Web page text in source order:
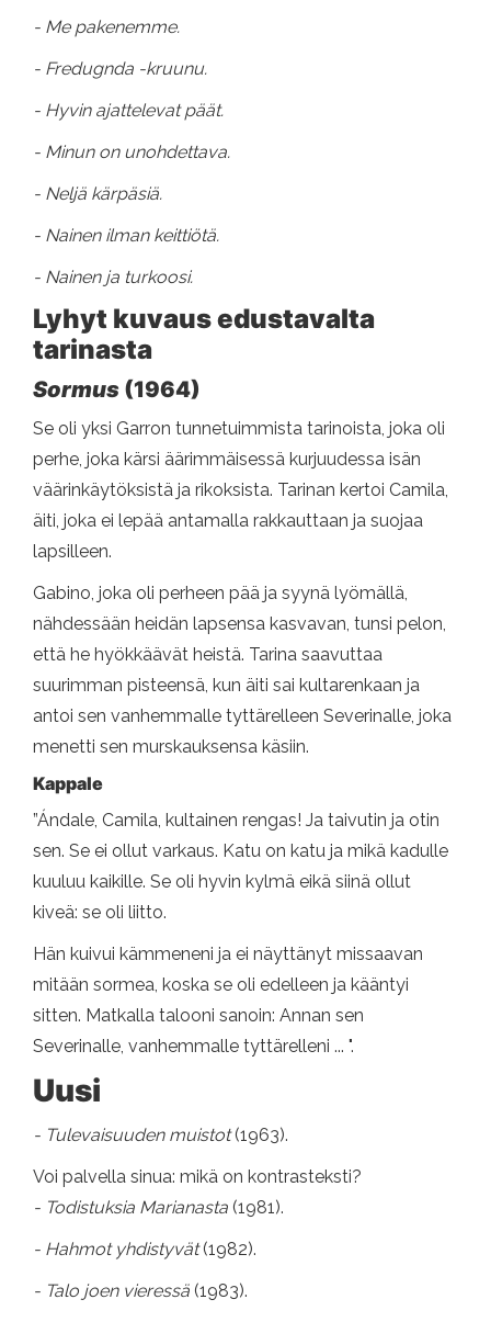
- Me pakenemme.
- Fredugnda -kruunu.
- Hyvin ajattelevat päät.
- Minun on unohdettava.
- Neljä kärpäsiä.
- Nainen ilman keittiötä.
- Nainen ja turkoosi.
Lyhyt kuvaus edustavalta
tarinasta
Sormus (1964)
Se oli yksi Garron tunnetuimmista tarinoista, joka oli
perhe, joka kärsi äärimmäisessä kurjuudessa isän
väärinkäytöksistä ja rikoksista. Tarinan kertoi Camila,
äiti, joka ei lepää antamalla rakkauttaan ja suojaa
lapsilleen.
Gabino, joka oli perheen pää ja syynä lyömällä,
nähdessään heidän lapsensa kasvavan, tunsi pelon,
että he hyökkäävät heistä. Tarina saavuttaa
suurimman pisteensä, kun äiti sai kultarenkaan ja
antoi sen vanhemmalle tyttärelleen Severinalle, joka
menetti sen murskauksensa käsiin.
Kappale
”Ándale, Camila, kultainen rengas! Ja taivutin ja otin
sen. Se ei ollut varkaus. Katu on katu ja mikä kadulle
kuuluu kaikille. Se oli hyvin kylmä eikä siinä ollut
kiveä: se oli liitto.
Hän kuivui kämmeneni ja ei näyttänyt missaavan
mitään sormea, koska se oli edelleen ja kääntyi
sitten. Matkalla talooni sanoin: Annan sen
Severinalle, vanhemmalle tyttärelleni ... ".
Uusi
- Tulevaisuuden muistot(1963).
Voi palvella sinua: mikä on kontrasteksti?
- Todistuksia Marianasta (1981).
- Hahmot yhdistyvät(1982).
- Talo joen vieressä (1983).